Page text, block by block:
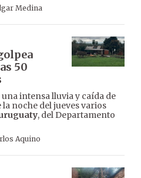
Medina
50
intensa lluvia y caída de
noche del jueves varios
, del Departamento
Aquino